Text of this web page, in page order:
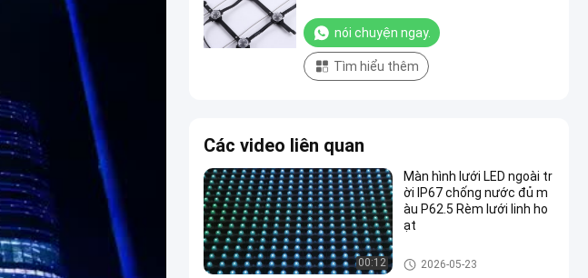
thương mại
nói chuyện ngay.
Tìm hiểu thêm
Các video liên quan
00:12
Màn hình lưới LED ngoài tr
ời IP67 chống nước đủ m
àu P62.5 Rèm lưới linh ho
ạt
Màn hình lưới LED
2026-05-23